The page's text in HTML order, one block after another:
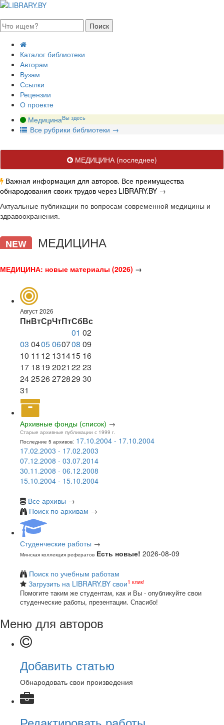
Каталог библиотеки
Авторам
Вузам
Ссылки
Рецензии
О проекте
МедицинаВы здесь
Все рубрики библиотеки →
МЕДИЦИНА(последнее)
Важная информация для авторов. Все преимущества
обнародования своих трудов через LIBRARY.BY →
Актуальные публикации по вопросам современной медицины и
здравоохранения.
NEW МЕДИЦИНА
МЕДИЦИНА: новые материалы (2026) →
Август 2026
ПнВтСрЧтПтСбВс
01 02
03 0405060708 09
10 11 12 131415 16
17 1819 2021 2223
242526272829 30
31
Архивные фонды (список) →
Старые архивные публикации с 1999 г.
Последние 5 архивов: 17.10.2004 - 17.10.2004
17.02.2003 - 17.02.2003
07.12.2008 - 03.07.2014
30.11.2008 - 06.12.2008
15.10.2004 - 15.10.2004
Все архивы →
Поиск по архивам →
Студенческие работы →
Минская коллекция рефератов Есть новые! 2026-08-09
Поиск по учебным работам
Загрузить на LIBRARY.BY свои1 клик!
Помогите таким же студентам, как и Вы - опубликуйте свои
студенческие работы, презентации. Спасибо!
Меню для авторов
Добавить статью
Обнародовать свои произведения